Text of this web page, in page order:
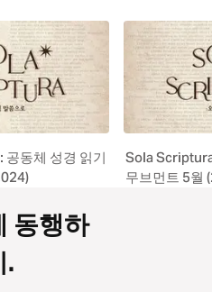
동체 성경 읽기
Sola
무브먼트 5월
동행하
.